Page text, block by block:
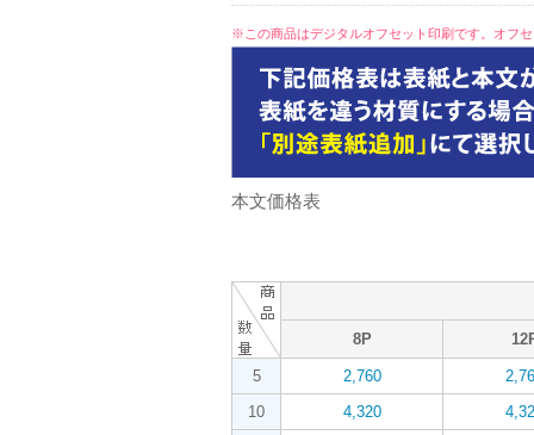
※この商品はデジタルオフセット印刷です。オフ
本文価格表
8P
5 2,760
10
4,320